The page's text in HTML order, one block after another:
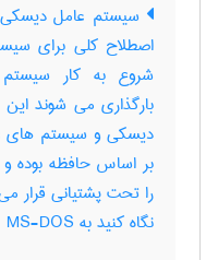
اصطلاح کلی برای
شروع به کار سیستم
بارگذاری می شوند
دیسکی و سیستم های
بر اساس حافظه بوده و
را تحت پشتیانی قرار
نگاه کنید به MS-DOS